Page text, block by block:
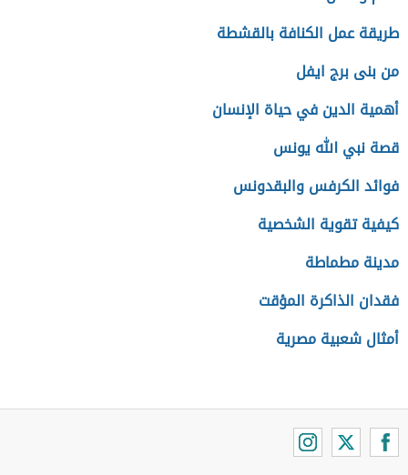
طريقة عمل الكنافة بالقشطة
من بنى برج ايفل
أهمية الدين في حياة الإنسان
قصة نبي الله يونس
فوائد الكرفس والبقدونس
كيفية تقوية الشخصية
مدينة مطماطة
فقدان الذاكرة المؤقت
أمثال شعبية مصرية